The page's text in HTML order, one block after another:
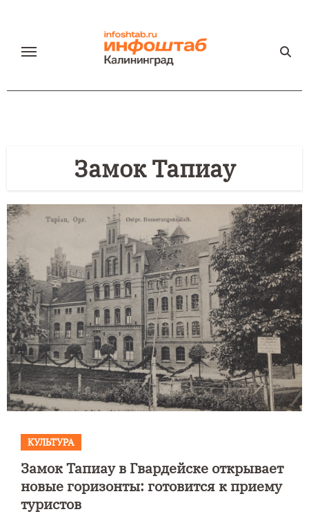
содержанию
Замок Тапиау
КУЛЬТУРА
Замок Тапиау в Гвардейске открывает
новые горизонты: готовится к приему
туристов